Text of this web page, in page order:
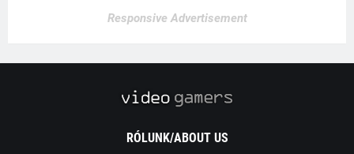
Responsive Advertisement
RÓLUNK/ABOUT US